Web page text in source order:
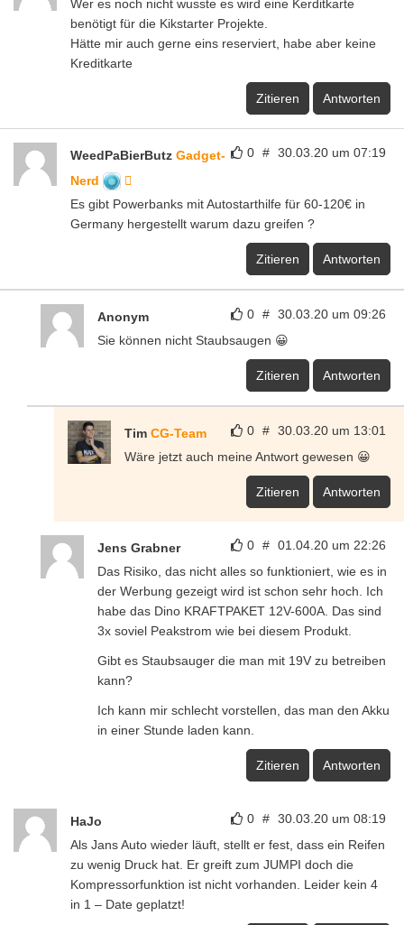
Wer es noch nicht wusste es wird eine Kerditkarte
benötigt für die Kikstarter Projekte.
Hätte mir auch gerne eins reserviert, habe aber keine
Kreditkarte
Zitieren Antworten
0 # 30.03.20 um 07:19
WeedPaBierButz Gadget-
Nerd
Es gibt Powerbanks mit Autostarthilfe für 60-120€ in
Germany hergestellt warum dazu greifen ?
Zitieren Antworten
0 # 30.03.20 um 09:26
Anonym
Sie können nicht Staubsaugen 😀
Zitieren Antworten
0 # 30.03.20 um 13:01
Tim CG-Team
Wäre jetzt auch meine Antwort gewesen 😀
Zitieren Antworten
0 # 01.04.20 um 22:26
Jens Grabner
Das Risiko, das nicht alles so funktioniert, wie es in
der Werbung gezeigt wird ist schon sehr hoch. Ich
habe das Dino KRAFTPAKET 12V-600A. Das sind
3x soviel Peakstrom wie bei diesem Produkt.
Gibt es Staubsauger die man mit 19V zu betreiben
kann?
Ich kann mir schlecht vorstellen, das man den Akku
in einer Stunde laden kann.
Zitieren Antworten
0 # 30.03.20 um 08:19
HaJo
Als Jans Auto wieder läuft, stellt er fest, dass ein Reifen
zu wenig Druck hat. Er greift zum JUMPI doch die
Kompressorfunktion ist nicht vorhanden. Leider kein 4
in 1 – Date geplatzt!